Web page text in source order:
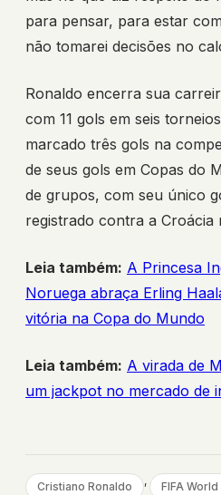
para pensar, para estar
não tomarei decisões no
Ronaldo encerra sua
com 11 gols em seis
marcado três gols na
de seus gols em Copas do
de grupos, com seu único
registrado contra a Croácia
Leia também: A Princesa
Noruega abraça Erling
vitória na Copa do Mundo
Leia também: A virada de
um jackpot no mercado de
Cristiano Ronaldo , FIFA World